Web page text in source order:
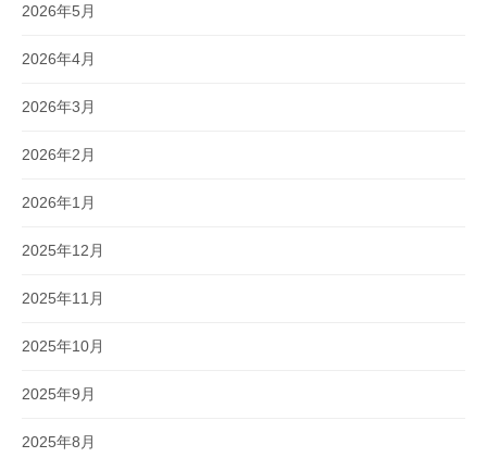
2026年5月
2026年4月
2026年3月
2026年2月
2026年1月
2025年12月
2025年11月
2025年10月
2025年9月
2025年8月